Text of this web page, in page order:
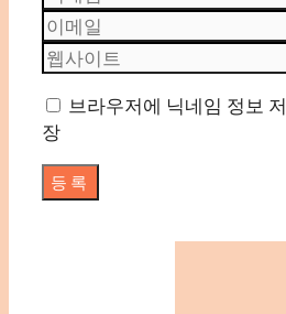
이
메
일
웹
사
이
트
브라우저에 닉네임 정보 저
장